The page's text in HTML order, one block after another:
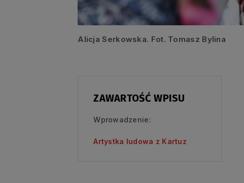
Alicja Serkowska. Fot. Tomasz Bylina
ZAWARTOŚĆ WPISU
Wprowadzenie:
Artystka ludowa z Kartuz